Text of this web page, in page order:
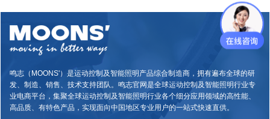
鸣志（MOONS'）是运动控制及智能照明产品综合制造商，拥有遍布全球的研
发、制造、销售、技术支持团队。鸣志官网是全球运动控制及智能照明行业专
业电商平台，集聚全球运动控制及智能照明行业各个细分应用领域的高性能、
高品质、有特色产品，实现面向中国地区专业用户的一站式快速直供。